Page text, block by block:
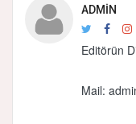
ADMIN
Editörün
Mail: